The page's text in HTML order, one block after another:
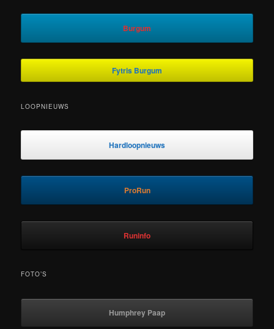
Burgum
Fytris Burgum
LOOPNIEUWS
Hardloopnieuws
ProRun
Runinfo
FOTO’S
Humphrey Paap